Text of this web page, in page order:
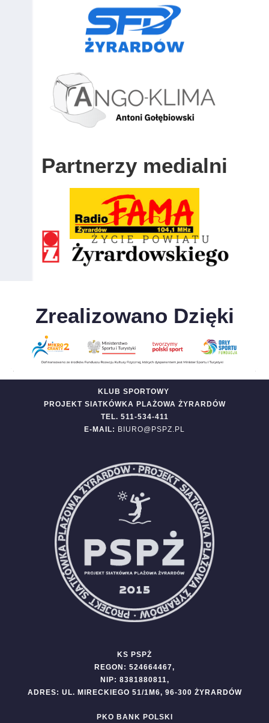
Partnerzy medialni
Zrealizowano Dzięki
KLUB SPORTOWY
PROJEKT SIATKÓWKA PLAŻOWA ŻYRARDÓW
TEL. 511-534-411
E-MAIL: BIURO@PSPZ.PL
KS PSPŻ
REGON: 524664467,
NIP: 8381880811,
ADRES: UL. MIRECKIEGO 51/1M6, 96-300 ŻYRARDÓW
PKO BANK POLSKI